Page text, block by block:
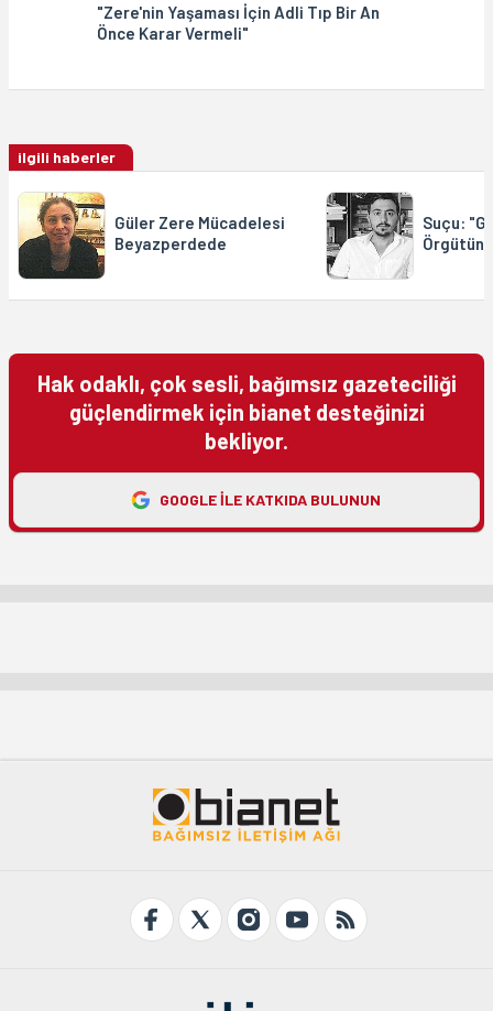
"Zere'nin Yaşaması İçin Adli Tıp Bir An
Önce Karar Vermeli"
ilgili haberler
Güler Zere Mücadelesi
Beyazperdede
Suçu:
Hak odaklı, çok sesli, bağımsız gazeteciliği
güçlendirmek için bianet desteğinizi
bekliyor.
GOOGLE ILE KATKIDA BULUNUN